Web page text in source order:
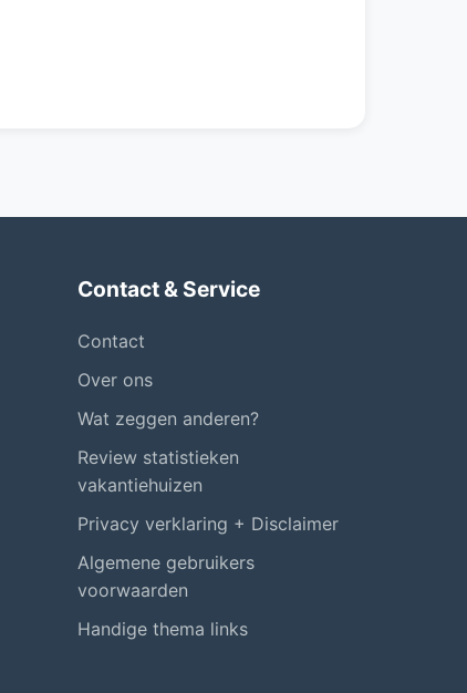
Contact & Service
Contact
Over ons
Wat zeggen anderen?
Review statistieken
vakantiehuizen
Privacy verklaring + Disclaimer
Algemene gebruikers
voorwaarden
Handige thema links